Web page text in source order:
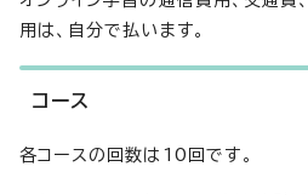
用は、自分で払います。
コース
各コースの回数は10回です。